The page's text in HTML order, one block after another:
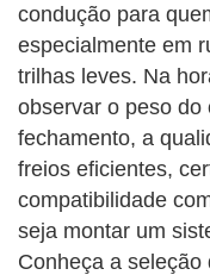
condução para
especialmente em
trilhas leves. Na
observar o peso do
fechamento, a
freios eficientes,
compatibilidade
seja montar um
Conheça a